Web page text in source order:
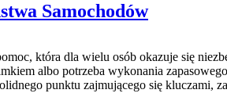
Samochodów
która dla wielu osób okazuje się
albo potrzeba wykonania
punktu zajmującego się